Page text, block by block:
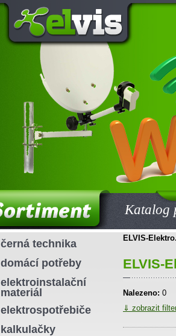
ELVIS-
ELVIS-
Nalezeno: 0
⇓ zobrazit
černá technika
domácí potřeby
elektroinstalační
materiál
elektrospotřebiče
kalkulačky
Katalog